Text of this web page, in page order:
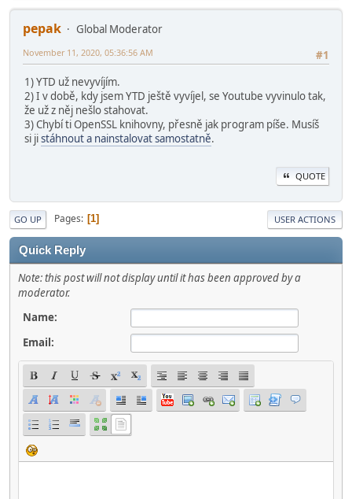
pepak
Global Moderator
#1
November 11, 2020, 05:36:56 AM
1) YTD už nevyvíjím.
2) I v době, kdy jsem YTD ještě vyvíjel, se Youtube vyvinulo tak,
že už z něj nešlo stahovat.
3) Chybí ti OpenSSL knihovny, přesně jak program píše. Musíš
si jistáhnout a nainstalovat samostatně.
QUOTE
GO UP Pages 1 USER ACTIONS
Quick Reply
Note: this post will not display until it has been approved by a
moderator.
Name:
Email: